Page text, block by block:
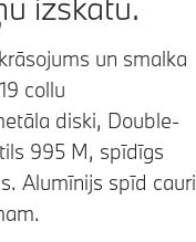
un smalka
collu
diski, Double-
995 M, spīdīgs
Alumīnijs spīd cauri